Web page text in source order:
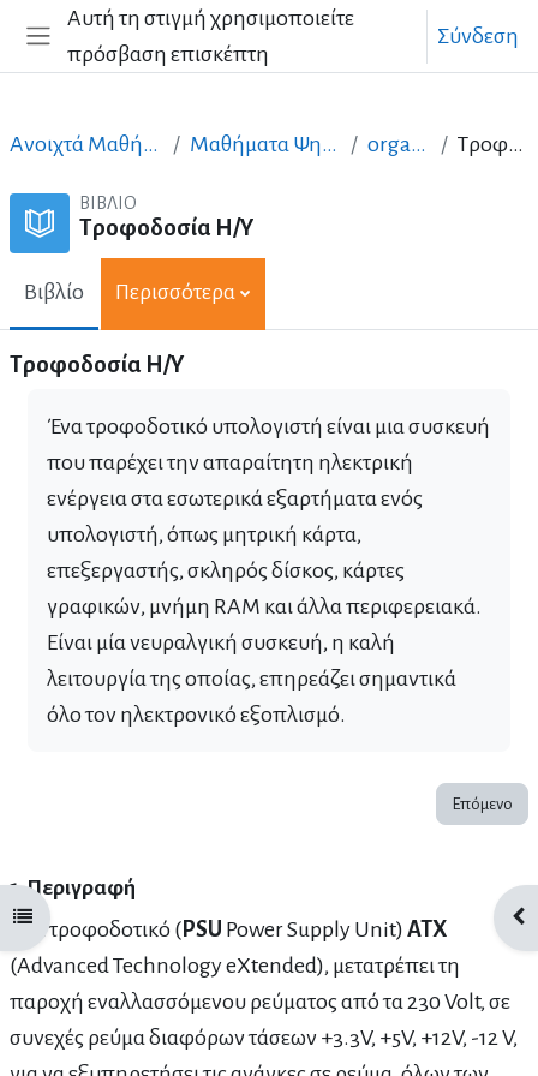
Μετάβαση στο κεντρικό περιεχόμενο
Πλευρικός πίνακας
Αυτή τη στιγμή χρησιμοποιείτε
πρόσβαση επισκέπτη
Σύνδεση
Άνοιγμα ευρετηρίου μαθήματος
Ανοιχτά Μαθήματα στα Ελληνικά Μαθήματα Ψηφιακών Δεξιοτήτων organ-egkat-cs Τροφοδοσία Η/Υ
ΒΙΒΛΊΟ
Τροφοδοσία Η/Υ
Βιβλίο Περισσότερα
Τροφοδοσία Η/Υ
Ένα τροφοδοτικό υπολογιστή είναι μια συσκευή
που παρέχει την απαραίτητη ηλεκτρική
ενέργεια στα εσωτερικά εξαρτήματα ενός
υπολογιστή, όπως μητρική κάρτα,
επεξεργαστής, σκληρός δίσκος, κάρτες
γραφικών, μνήμη RAM και άλλα περιφερειακά.
Είναι μία νευραλγική συσκευή, η καλή
λειτουργία της οποίας, επηρεάζει σημαντικά
όλο τον ηλεκτρονικό εξοπλισμό.
Επόμενο
1. Περιγραφή
Ένα τροφοδοτικό ( PSU Power Supply Unit) ΑΤΧ
(Advanced Technology eXtended), μετατρέπει τη
παροχή εναλλασσόμενου ρεύματος από τα 230 Volt, σε
συνεχές ρεύμα διαφόρων τάσεων +3.3V, +5V, +12V, -12 V,